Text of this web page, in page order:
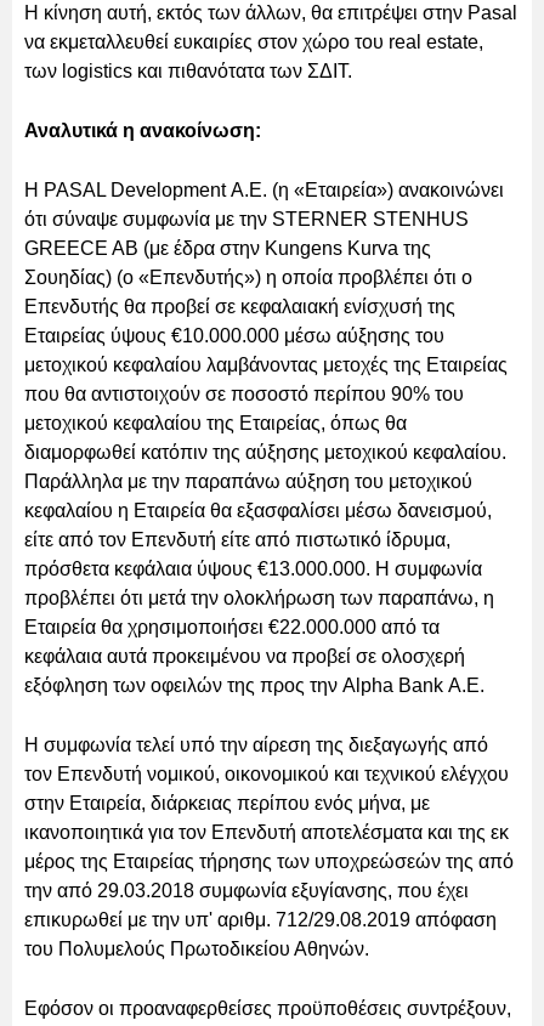
Η κίνηση αυτή, εκτός των άλλων, θα επιτρέψει στην Pasal
να εκμεταλλευθεί ευκαιρίες στον χώρο του real estate,
των logistics και πιθανότατα των ΣΔΙΤ.
Αναλυτικά η ανακοίνωση:
Η PASAL Development Α.Ε. (η «Εταιρεία») ανακοινώνει
ότι σύναψε συμφωνία με την STERNER STENHUS
GREECE AB (με έδρα στην Kungens Kurva της
Σουηδίας) (ο «Επενδυτής») η οποία προβλέπει ότι ο
Επενδυτής θα προβεί σε κεφαλαιακή ενίσχυσή της
Εταιρείας ύψους €10.000.000 μέσω αύξησης του
μετοχικού κεφαλαίου λαμβάνοντας μετοχές της Εταιρείας
που θα αντιστοιχούν σε ποσοστό περίπου 90% του
μετοχικού κεφαλαίου της Εταιρείας, όπως θα
διαμορφωθεί κατόπιν της αύξησης μετοχικού κεφαλαίου.
Παράλληλα με την παραπάνω αύξηση του μετοχικού
κεφαλαίου η Εταιρεία θα εξασφαλίσει μέσω δανεισμού,
είτε από τον Επενδυτή είτε από πιστωτικό ίδρυμα,
πρόσθετα κεφάλαια ύψους €13.000.000. Η συμφωνία
προβλέπει ότι μετά την ολοκλήρωση των παραπάνω, η
Εταιρεία θα χρησιμοποιήσει €22.000.000 από τα
κεφάλαια αυτά προκειμένου να προβεί σε ολοσχερή
εξόφληση των οφειλών της προς την Alpha Bank Α.Ε.
Η συμφωνία τελεί υπό την αίρεση της διεξαγωγής από
τον Επενδυτή νομικού, οικονομικού και τεχνικού ελέγχου
στην Εταιρεία, διάρκειας περίπου ενός μήνα, με
ικανοποιητικά για τον Επενδυτή αποτελέσματα και της εκ
μέρος της Εταιρείας τήρησης των υποχρεώσεών της από
την από 29.03.2018 συμφωνία εξυγίανσης, που έχει
επικυρωθεί με την υπ' αριθμ. 712/29.08.2019 απόφαση
του Πολυμελούς Πρωτοδικείου Αθηνών.
Εφόσον οι προαναφερθείσες προϋποθέσεις συντρέξουν,